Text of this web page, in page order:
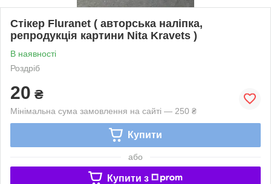
Стікер Fluranet ( авторська наліпка,
репродукція картини Nita Kravets )
В наявності
Роздріб
20 ₴
Мінімальна сума замовлення на сайті — 250 ₴
Купити
або
Купити з